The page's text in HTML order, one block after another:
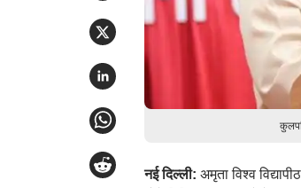
नई दिल्ली: अमृता विश्व